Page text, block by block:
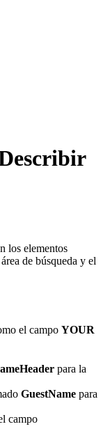
los elementos
de búsqueda y el
el campo YOUR
para la
GuestName para
campo